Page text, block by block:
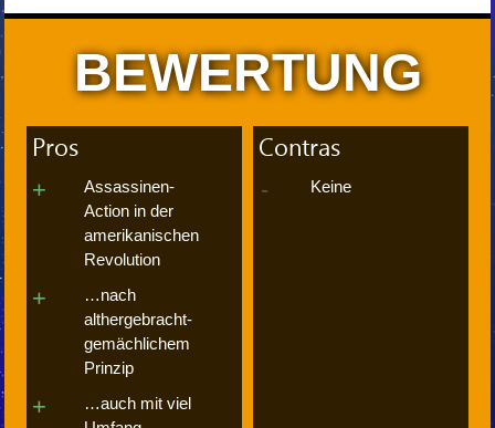
BEWERTUNG
Pros
Assassinen-
Action in der
amerikanischen
Revolution
…nach
althergebracht-
gemächlichem
Prinzip
…auch mit viel
Contras
Keine